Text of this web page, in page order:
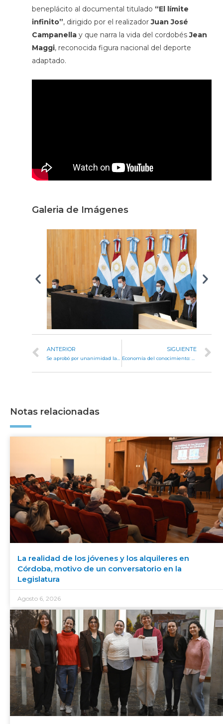
beneplácito al documental titulado “El límite
infinito”, dirigido por el realizadorJuan José
Campanellay que narra la vida del cordobésJean
Maggi, reconocida figura nacional del deporte
adaptado.
Galeria de Imágenes
ANTERIOR SIGUIENTE
Notas relacionadas
La realidad de los jóvenes y los alquileres en
Córdoba, motivo de un conversatorio en la
Legislatura
Agosto 6, 2026